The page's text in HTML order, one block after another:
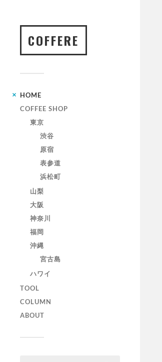
COFFERE
HOME
COFFEE SHOP
東京
渋谷
原宿
表参道
浜松町
山梨
大阪
神奈川
福岡
沖縄
宮古島
ハワイ
TOOL
COLUMN
ABOUT